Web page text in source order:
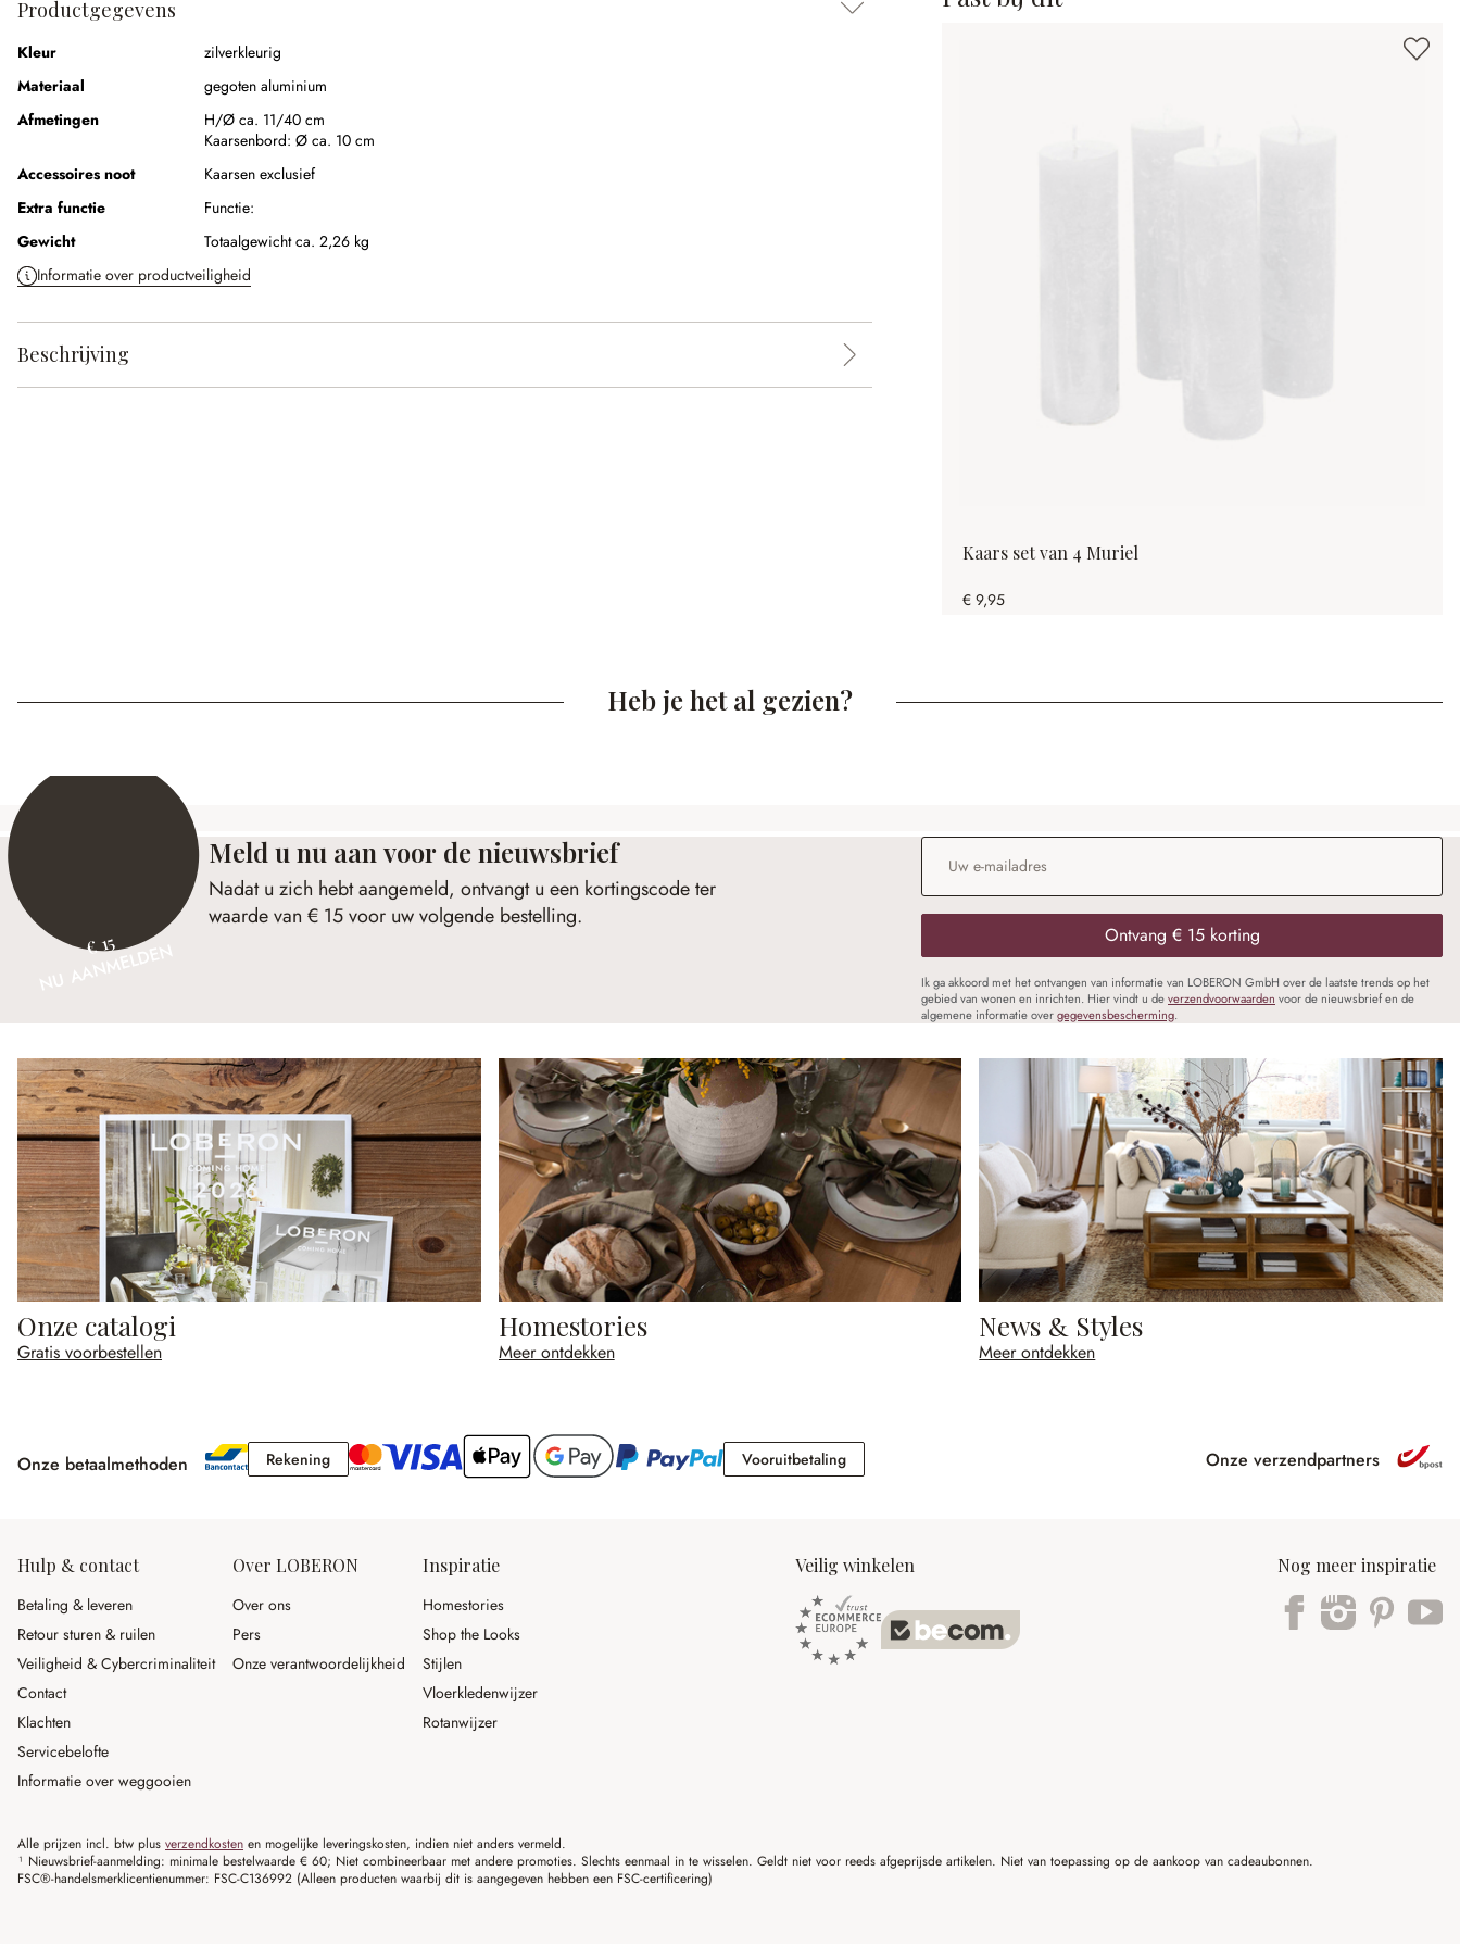
Productgegevens
Kleur
zilverkleurig
Materiaal
gegoten aluminium
Afmetingen
H/Ø ca. 11/40 cm
Kaarsenbord: Ø ca. 10 cm
Accessoires noot
Kaarsen exclusief
Extra functie
Functie:
Gewicht
Totaalgewicht ca. 2,26 kg
Informatie over productveiligheid
Beschrijving
Kaars set van 4 Muriel
€ 9,95
Heb je het al gezien?
€ 15
NU AANMELDEN
Meld u nu aan voor de nieuwsbrief
Nadat u zich hebt aangemeld, ontvangt u een kortingscode ter
waarde van € 15 voor uw volgende bestelling.
E-mailadres
Ontvang € 15 korting
Ik ga akkoord met het ontvangen van informatie van LOBERON GmbH over de laatste trends op het
gebied van wonen en inrichten. Hier vindt u deverzendvoorwaarden voor de nieuwsbrief en de
algemene informatie overgegevensbescherming.
Onze catalogi
Gratis voorbestellen
Homestories
Meer ontdekken
News & Styles
Meer ontdekken
Onze betaalmethoden RekeningRekening VooruitbetalingVooruitbetaling Onze verzendpartners
Hulp & contact
Betaling & leveren
Retour sturen & ruilen
Veiligheid & Cybercriminaliteit
Contact
Klachten
Servicebelofte
Informatie over weggooien
Over LOBERON
Over ons
Pers
Onze verantwoordelijkheid
Inspiratie
Homestories
Shop the Looks
Stijlen
Vloerkledenwijzer
Rotanwijzer
Veilig winkelen Nog meer inspiratie
Alle prijzen incl. btw plus verzendkosten en mogelijke leveringskosten, indien niet anders vermeld.
¹ Nieuwsbrief-aanmelding: minimale bestelwaarde € 60; Niet combineerbaar met andere promoties. Slechts eenmaal in te wisselen. Geldt niet voor reeds afgeprijsde artikelen. Niet van toepassing op de aankoop van cadeaubonnen.
FSC®-handelsmerklicentienummer: FSC-C136992 (Alleen producten waarbij dit is aangegeven hebben een FSC-certificering)